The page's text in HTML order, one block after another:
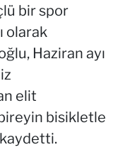
bir spor
olarak
Haziran ayı
elit
bisikletle